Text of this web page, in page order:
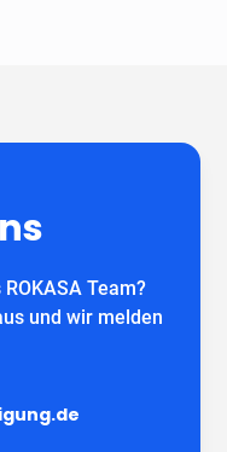
und
Team?
und wir melden